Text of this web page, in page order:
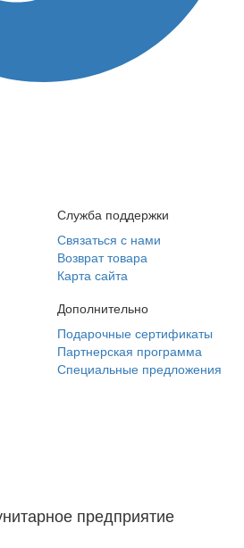
Служба поддержки
Связаться с нами
Возврат товара
Карта сайта
Дополнительно
Подарочные сертификаты
Партнерская программа
Специальные предложения
предприятие